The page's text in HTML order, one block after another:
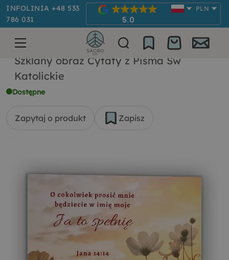
INFOLINIA +48 533
786 031
5.0
PLN
Szklany obraz Cytaty z Pisma Św
Katolickie
Dostępne
Zapytaj o produkt Zapisz